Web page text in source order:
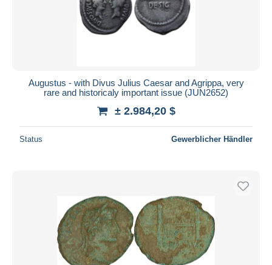
Augustus - with Divus Julius Caesar and Agrippa, very
rare and historicaly important issue (JUN2652)
± 2.984,20 $
Status Gewerblicher Händler